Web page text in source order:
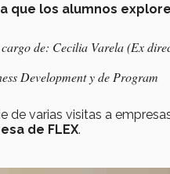
que los alumnos
de: Cecilia Varela (Ex
Development y de Program
de varias visitas a
de FLEX.